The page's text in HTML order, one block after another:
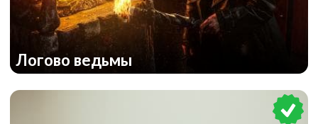
Логово ведьмы